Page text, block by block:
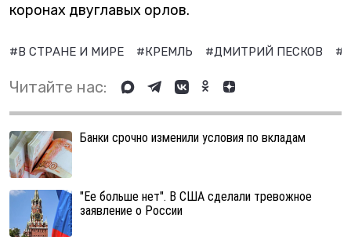
коронах двуглавых орлов.
#В СТРАНЕ И МИРЕ #КРЕМЛЬ #ДМИТРИЙ ПЕСКОВ
Читайте нас:
Банки срочно изменили условия по вкладам
"Ее больше нет". В США сделали тревожное
заявление о России